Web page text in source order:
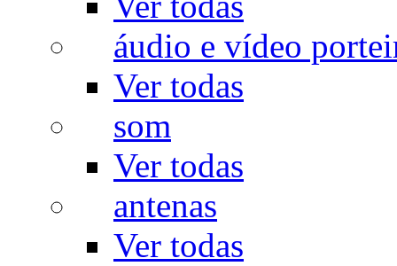
áudio e vídeo
Ver todas
som
Ver todas
antenas
Ver todas